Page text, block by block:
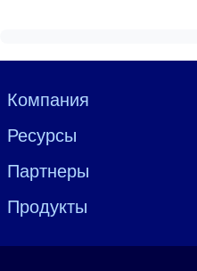
Visually hidden Text
Компания
Ресурсы
Партнеры
Продукты